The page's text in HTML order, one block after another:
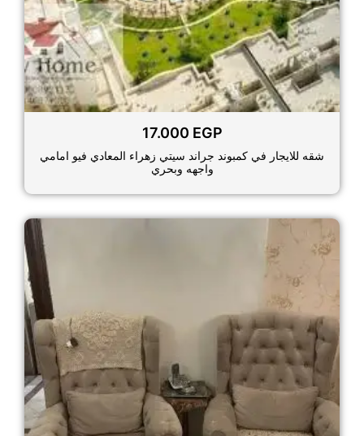
17.000 EGP
شقه للايجار في كمبوند جراند سيتي زهراء المعادي فيو امامي
واجهه وبحري